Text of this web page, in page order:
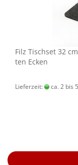
Filz Tisch­set 32
ten Ecken
Lieferzeit: ca. 2 bis